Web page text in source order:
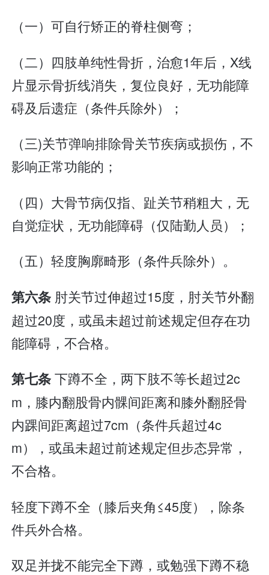
（一）可自行矫正的脊柱侧弯；
（二）四肢单纯性骨折，治愈1年后，X线
片显示骨折线消失，复位良好，无功能障
碍及后遗症（条件兵除外）；
（三)关节弹响排除骨关节疾病或损伤，不
影响正常功能的；
（四）大骨节病仅指、趾关节稍粗大，无
自觉症状，无功能障碍（仅陆勤人员）；
（五）轻度胸廓畸形（条件兵除外）。
第六条 肘关节过伸超过15度，肘关节外翻
超过20度，或虽未超过前述规定但存在功
能障碍，不合格。
第七条下蹲不全，两下肢不等长超过2c
m，膝内翻股骨内髁间距离和膝外翻胫骨
内踝间距离超过7cm（条件兵超过4c
m），或虽未超过前述规定但步态异常，
不合格。
轻度下蹲不全（膝后夹角≤45度），除条
件兵外合格。
双足并拢不能完全下蹲，或勉强下蹲不稳